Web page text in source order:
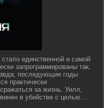
единственной и самой
запрограммированы так,
последующие годы
практически
за жизнь. Уилл,
в убийстве с целью...